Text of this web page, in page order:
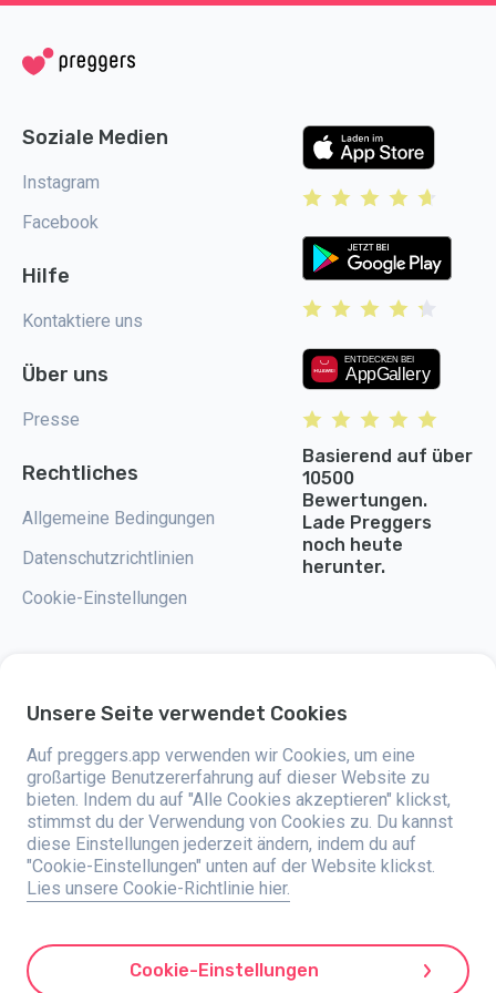
Soziale Medien
Instagram
Facebook
Hilfe
Kontaktiere uns
Über uns
Presse
Rechtliches
Allgemeine Bedingungen
Datenschutzrichtlinien
Cookie-Einstellungen
Basierend auf über
10500
Bewertungen.
Lade Preggers
noch heute
herunter.
Preggers ist eine App, die 2017 von der schwedischen Firma Stroller AB
frischgebackene Eltern weltweit einfacher zu machen. Mit einem
vielseitigen Team und der Unterstützung von Experten haben sie
benutzerfreundliche Apps entwickelt, die bereits von über zwei Millionen
Menschen genutzt werden. Preggers bietet eine einzigartige 3D-
Erfahrung, bei der du Updates, Tipps und Tools bekommst, die auf jede
Phase der Schwangerschaft zugeschnitten sind. Die App hilft auch
frischgebackenen Eltern mit praktischen Ratschlägen zur Pflege von
Neugeborenen. Preggers legt großen Wert auf Vielfalt und Inklusion und
unterstützt verschiedene Familienmodelle. Die App wurde Millionenmal in
203 Ländern heruntergeladen und hat hohe Bewertungen und eine große
auszubauen, um den sich verändernden Bedürfnissen von Eltern gerecht
zu werden.
Unsere Seite verwendet Cookies
Auf preggers.app verwenden wir Cookies, um eine
großartige Benutzererfahrung auf dieser Website zu
bieten. Indem du auf "Alle Cookies akzeptieren" klickst,
stimmst du der Verwendung von Cookies zu. Du kannst
diese Einstellungen jederzeit ändern, indem du auf
"Cookie-Einstellungen" unten auf der Website klickst.
Lies unsere Cookie-Richtlinie hier.
Cookie-Einstellungen